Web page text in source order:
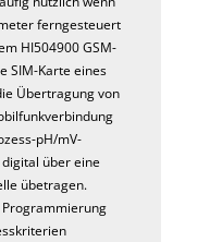
ferngesteuert
HI504900 GSM-
SIM-Karte eines
Übertragung von
pH/mV-
über eine
übetragen.